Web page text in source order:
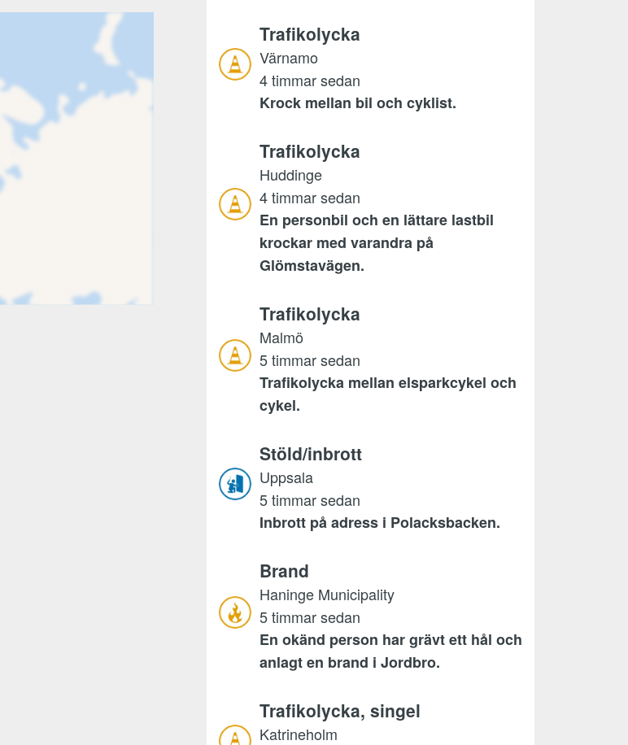
Trafikolycka
Värnamo
4 timmar sedan
Krock mellan bil och cyklist.
Trafikolycka
Huddinge
4 timmar sedan
En personbil och en lättare lastbil
krockar med varandra på
Glömstavägen.
Trafikolycka
Malmö
5 timmar sedan
Trafikolycka mellan elsparkcykel och
cykel.
Stöld/inbrott
Uppsala
5 timmar sedan
Inbrott på adress i Polacksbacken.
Brand
Haninge Municipality
5 timmar sedan
En okänd person har grävt ett hål och
anlagt en brand i Jordbro.
Trafikolycka, singel
Katrineholm